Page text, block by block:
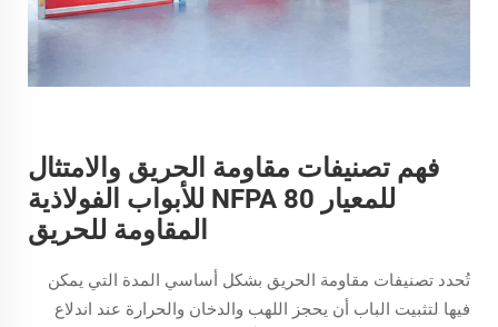
فهم تصنيفات مقاومة الحريق والامتثال
للمعيار NFPA 80 للأبواب الفولاذية
المقاومة للحريق
تُحدد تصنيفات مقاومة الحريق بشكل أساسي المدة التي يمكن
فيها لتثبيت الباب أن يحجز اللهب والدخان والحرارة عند اندلاع